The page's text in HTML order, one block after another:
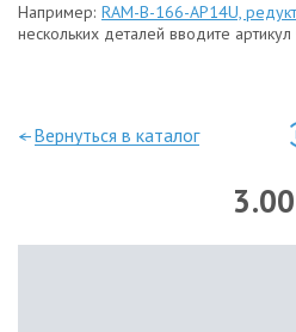
Например: RAM-B-166-AP14U,
нескольких деталей вводите
—Вернуться в каталог
3.00